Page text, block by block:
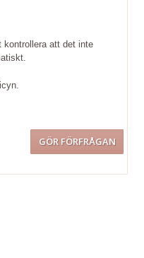
kontrollera att det inte